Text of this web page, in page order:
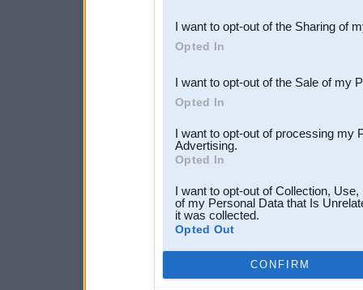
Downstream Participants
third parties.
I want to opt-out of the Sharing of
Opted In
I want to opt-out of the Sale of my
Opted In
I want to opt-out of processing my
Advertising.
Opted In
I want to opt-out of Collection,
of my Personal Data that Is
it was collected.
Opted Out
CONFIRM